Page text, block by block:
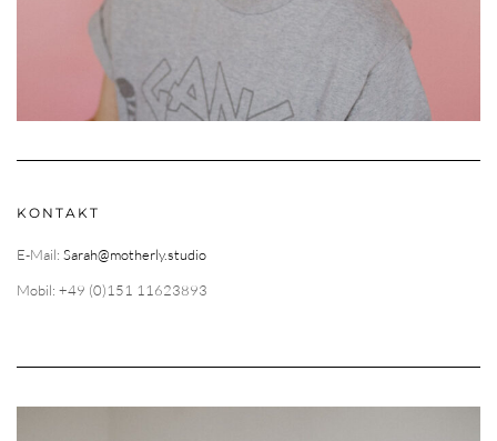
KONTAKT
E-Mail: Sarah@motherly.studio
Mobil: +49 (0)151 11623893